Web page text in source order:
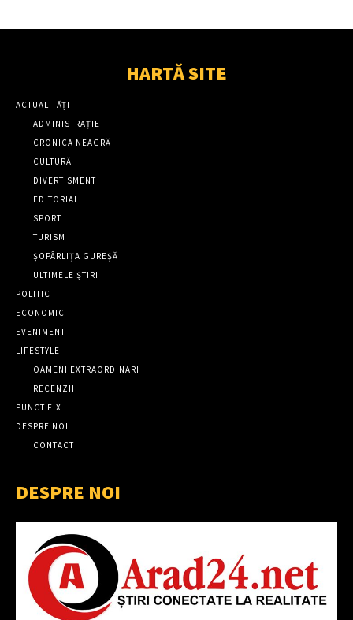
HARTĂ SITE
ACTUALITĂȚI
ADMINISTRAȚIE
CRONICA NEAGRĂ
CULTURĂ
DIVERTISMENT
EDITORIAL
SPORT
TURISM
ȘOPÂRLIȚA GUREȘĂ
ULTIMELE ȘTIRI
POLITIC
ECONOMIC
EVENIMENT
LIFESTYLE
OAMENI EXTRAORDINARI
RECENZII
PUNCT FIX
DESPRE NOI
CONTACT
DESPRE NOI